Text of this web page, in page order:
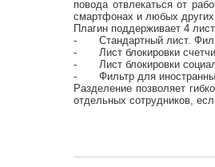
повода отвлекаться от
смартфонах и любых других
Плагин поддерживает 4
-
Стандартный лист.
-
Лист блокировки
-
Лист блокировки
-
Фильтр для
Разделение позволяет
отдельных сотрудников,